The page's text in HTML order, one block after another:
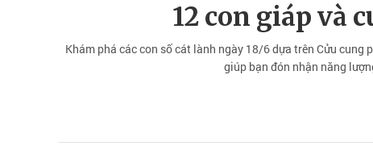
12 con giáp và
Khám phá các con số cát lành ngày 18/6 dựa trên Cửu
giúp bạn đón nhận năng